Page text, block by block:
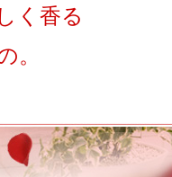
く香る
。